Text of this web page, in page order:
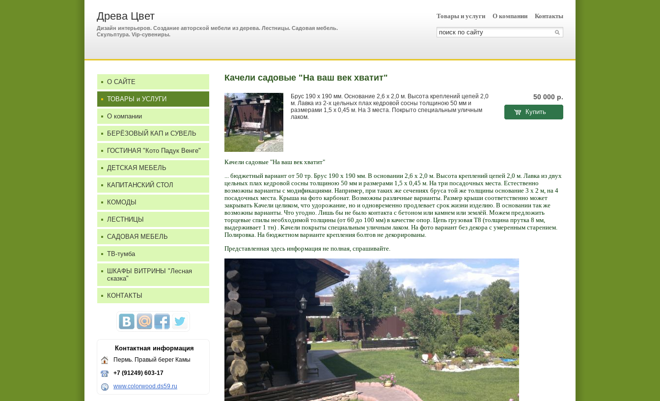
Древа Цвет
Дизайн интерьеров. Создание авторской мебели из дерева. Лестницы. Садовая мебель.
Скульптура. Vip-сувениры.
Товары и услуги О компании Контакты
Качели садовые "На ваш век хватит"
Брус 190 х 190 мм. Основание 2,6 х 2,0 м. Высота креплений цепей 2,0
м. Лавка из 2-х цельных плах кедровой сосны толщиною 50 мм и
размерами 1,5 х 0,45 м. На 3 места. Покрыто специальным уличным
лаком.
50 000 р.
Купить
Качели садовые "На ваш век хватит"
... бюджетный вариант от 50 тр. Брус 190 х 190 мм. В основании 2,6 х 2,0 м. Высота креплений цепей 2,0 м. Лавка из двух
цельных плах кедровой сосны толщиною 50 мм и размерами 1,5 х 0,45 м. На три посадочных места. Естественно
возможны варианты с модификациями. Например, при таких же сечениях бруса той же толщины основание 3 х 2 м, на 4
посадочных места. Крыша на фото карбонат. Возможны различные варианты. Размер крыши соответственно может
закрывать Качели целиком, что удорожание, но и одновременно продлевает срок жизни изделию. В основании так же
возможны варианты. Что угодно. Лишь бы не было контакта с бетоном или камнем или землёй. Можем предложить
торцевые спилы необходимой толщины (от 60 до 100 мм) в качестве опор. Цепь грузовая Т8 (толщина прутка 8 мм,
выдерживает 1 тн) . Качели покрыты специальным уличным лаком. На фото вариант без декора с умеренным старением.
Полировка. На бюджетном варианте крепления болтов не декорированы.
Представленная здесь информация не полная, спрашивайте.
О САЙТЕ
ТОВАРЫ и УСЛУГИ
О компании
БЕРЁЗОВЫЙ КАП и СУВЕЛЬ
ГОСТИНАЯ "Кото Падук Венге"
ДЕТСКАЯ МЕБЕЛЬ
КАПИТАНСКИЙ СТОЛ
КОМОДЫ
ЛЕСТНИЦЫ
САДОВАЯ МЕБЕЛЬ
ТВ-тумба
ШКАФЫ ВИТРИНЫ "Лесная
сказка"
КОНТАКТЫ
Контактная информация
Пермь. Правый берег Камы
+7 (91249) 603-17
www.colorwood.ds59.ru